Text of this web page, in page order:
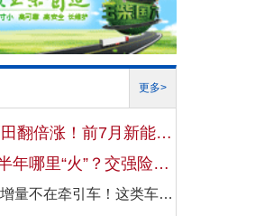
更多>
三一夺冠！重汽/福田翻倍涨！前7月新能源自卸车大增106%！
新能源轻卡市场下半年哪里“火”？交强险数据揭秘机会
新能源重卡市场洗牌 增量不在牵引车！这类车增速破100%